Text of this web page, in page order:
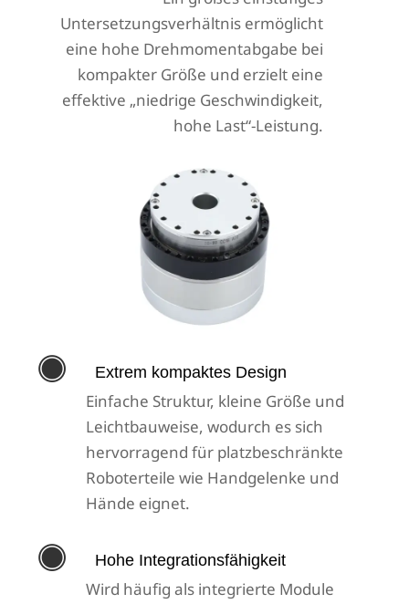
Untersetzungsverhältnis ermöglicht
eine hohe Drehmomentabgabe bei
kompakter Größe und erzielt eine
effektive „niedrige Geschwindigkeit,
hohe Last“-Leistung.
 Extrem kompaktes Design
Einfache Struktur, kleine Größe und
Leichtbauweise, wodurch es sich
hervorragend für platzbeschränkte
Roboterteile wie Handgelenke und
Hände eignet.
 Hohe Integrationsfähigkeit
Wird häufig als integrierte Module